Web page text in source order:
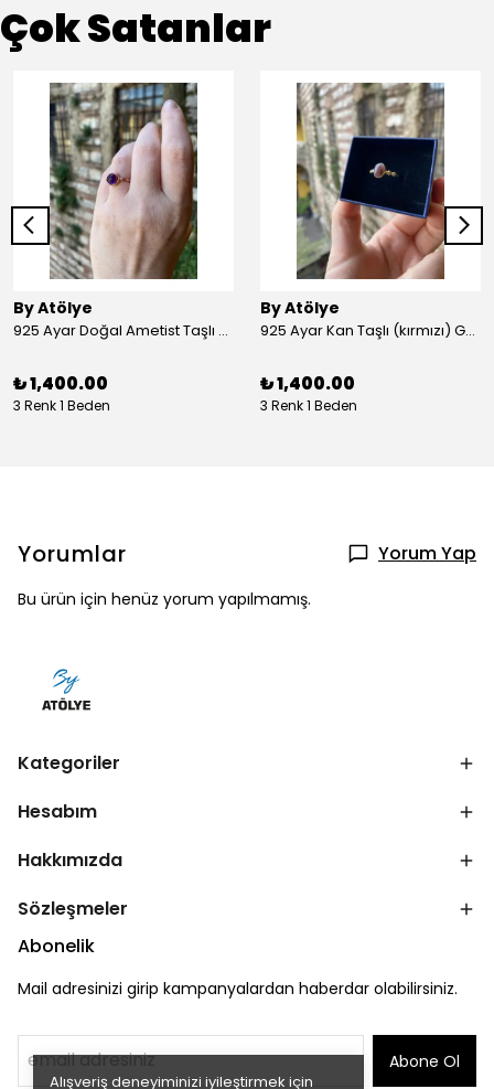
Alışveriş deneyiminizi iyileştirmek için
Çok Satanlar
By Atölye
925 Ayar Doğal Ametist Taşlı Yuvarlak Gümüş Yüzük
₺ 1,400.00
3 Renk 1 Beden
By Atölye
925 Ayar Kan Taşlı (kırmızı) Gümüş Yüzük
₺ 1,400.00
3 Renk 1 Beden
Yorumlar Yorum Yap
Bu ürün için henüz yorum yapılmamış.
Kategoriler
Hesabım
Hakkımızda
Sözleşmeler
Abonelik
Mail adresinizi girip kampanyalardan haberdar olabilirsiniz.
Abone Ol